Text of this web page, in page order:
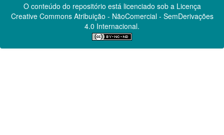
O conteúdo do repositório está licenciado sob a Licença
Creative CommonsAtribuição - NãoComercial - SemDerivações
4.0 Internacional.